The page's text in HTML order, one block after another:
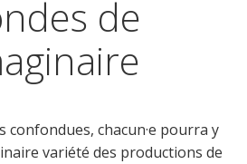
de
chacun·e pourra y
variété des productions de